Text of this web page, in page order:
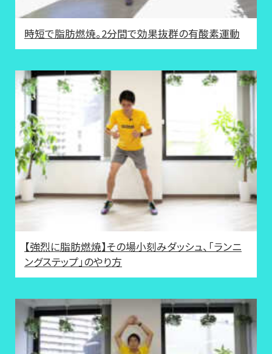
時短で脂肪燃焼。2分間で効果抜群の有酸素運動
【強烈に脂肪燃焼】その場小刻みダッシュ、「ランニ
ングステップ」のやり方